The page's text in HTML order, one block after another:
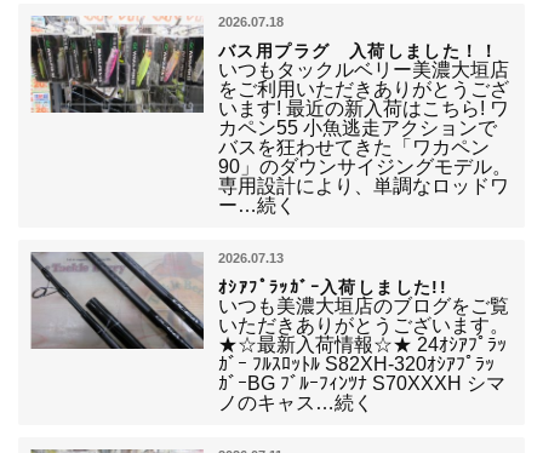
2026.07.18
バス用プラグ 入荷しました！！
いつもタックルベリー美濃大垣店
をご利用いただきありがとうござ
います! 最近の新入荷はこちら! ワ
カペン55 小魚逃走アクションで
バスを狂わせてきた「ワカペン
90」のダウンサイジングモデル。
専用設計により、単調なロッドワ
ー…続く
2026.07.13
ｵｼｱﾌﾟﾗｯｶﾞｰ入荷しました!!
いつも美濃大垣店のブログをご覧
いただきありがとうございます。
★☆最新入荷情報☆★ 24ｵｼｱﾌﾟﾗｯ
ｶﾞｰ ﾌﾙｽﾛｯﾄﾙ S82XH-320ｵｼｱﾌﾟﾗｯ
ｶﾞｰBG ﾌﾞﾙｰﾌｨﾝﾂﾅ S70XXXH シマ
ノのキャス…続く